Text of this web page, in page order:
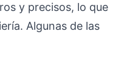
y precisos, lo que
Algunas de las